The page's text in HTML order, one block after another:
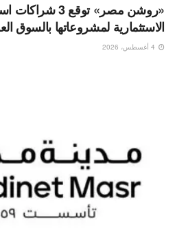
«روشن مصر» توقع
الاستثمارية لمشروعاتها بالسوق